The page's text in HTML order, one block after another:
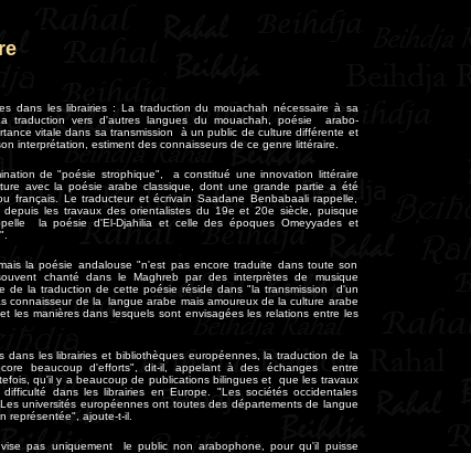
dans les librairies : La traduction du mouachah nécessaire à sa
traduction vers d'autres langues du mouachah, poésie arabo-
vitale dans sa transmission à un public de culture différente et
interprétation, estiment des connaisseurs de ce genre littéraire.
de "poésie strophique", a constitué une innovation littéraire
avec la poésie arabe classique, dont une grande partie a été
français. Le traducteur et écrivain Saadane Benbabaali rappelle,
les travaux des orientalistes du 19e et 20e siècle, puisque
la poésie d'El-Djahilia et celle des époques Omeyyades et
la poésie andalouse "n'est pas encore traduite dans toute son
chanté dans le Maghreb par des interprètes de musique
la traduction de cette poésie réside dans "la transmission d'un
connaisseur de la langue arabe mais amoureux de la culture arabe
les manières dans lesquels sont envisagées les relations entre les
dans les librairies et bibliothèques européennes, la traduction de la
beaucoup d'efforts", dit-il, appelant à des échanges entre
qu'il y a beaucoup de publications bilingues et que les travaux
dans les librairies en Europe. "Les sociétés occidentales
universités européennes ont toutes des départements de langue
représentée", ajoute-t-il.
pas uniquement le public non arabophone, pour qu'il puisse